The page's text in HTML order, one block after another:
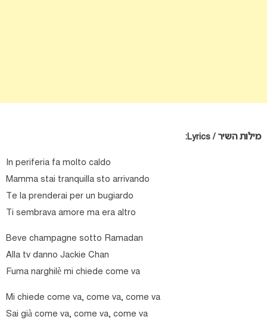
מילות השיר / Lyrics:
In periferia fa molto caldo
Mamma stai tranquilla sto arrivando
Te la prenderai per un bugiardo
Ti sembrava amore ma era altro
Beve champagne sotto Ramadan
Alla tv danno Jackie Chan
Fuma narghilè mi chiede come va
Mi chiede come va, come va, come va
Sai già come va, come va, come va